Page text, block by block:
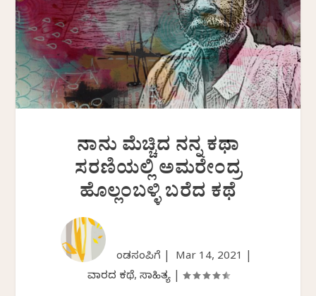
ನಾನು ಮೆಚ್ಚಿದ ನನ್ನ ಕಥಾ
ಸರಣಿಯಲ್ಲಿ ಅಮರೇಂದ್ರ
ಹೊಲ್ಲಂಬಳ್ಳಿ ಬರೆದ ಕಥೆ
ಕೆಂಡಸಂಪಿಗೆ | Mar 14, 2021
ವಾರದ ಕಥೆ, ಸಾಹಿತ್ಯ|